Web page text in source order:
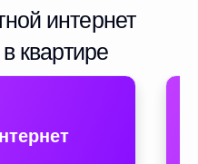
интернет
квартире